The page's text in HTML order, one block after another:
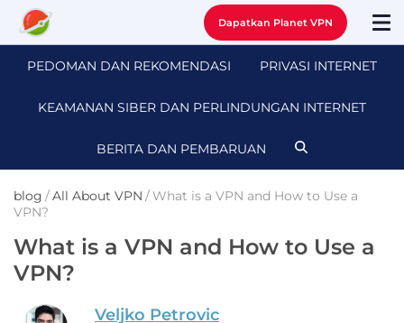
Dapatkan Planet VPN
PEDOMAN DAN REKOMENDASI PRIVASI INTERNET
KEAMANAN SIBER DAN PERLINDUNGAN INTERNET
BERITA DAN PEMBARUAN
blog /All About VPN /What is a VPN and How to Use a
VPN?
What is a VPN and How to Use a
VPN?
Veljko Petrovic